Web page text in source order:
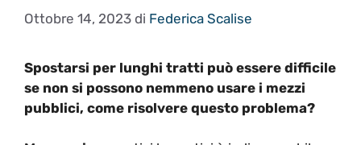
Ottobre 14, 2023 di Federica Scalise
Spostarsi per lunghi tratti può essere difficile
se non si possono nemmeno usare i mezzi
pubblici, come risolvere questo problema?